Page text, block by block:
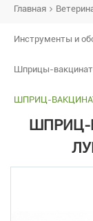
Главная
Инструменты и
Шприцы-
ШПРИЦ-
ШПРИЦ-